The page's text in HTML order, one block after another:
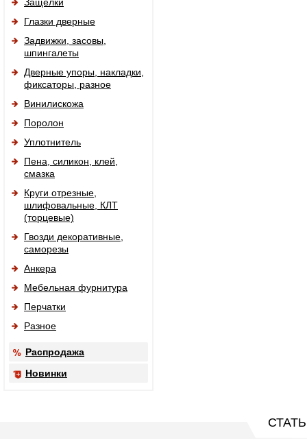
Глазки дверные
Задвижки, засовы,
шпингалеты
Дверные упоры, накладки,
фиксаторы, разное
Винилискожа
Поролон
Уплотнитель
Пена, силикон, клей,
смазка
Круги отрезные,
шлифовальные, КЛТ
(торцевые)
Гвозди декоративные,
саморезы
Анкера
Мебельная фурнитура
Перчатки
Разное
Распродажа
Новинки